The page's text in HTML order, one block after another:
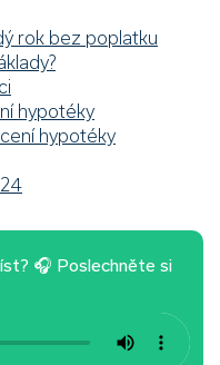
rok bez poplatku
hypotéky
hypotéky
🎧 Poslechněte si